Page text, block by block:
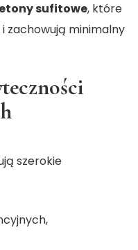
sufitowe, które
zachowują minimalny
szerokie